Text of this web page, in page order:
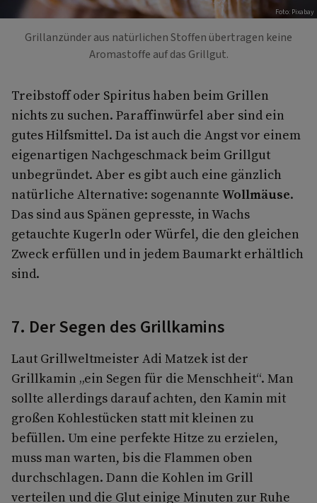
Foto: Pixabay
Grillanzünder aus natürlichen Stoffen übertragen keine
Aromastoffe auf das Grillgut.
Treibstoff oder Spiritus haben beim Grillen
nichts zu suchen. Paraffinwürfel aber sind ein
gutes Hilfsmittel. Da ist auch die Angst vor einem
eigenartigen Nachgeschmack beim Grillgut
unbegründet. Aber es gibt auch eine gänzlich
natürliche Alternative: sogenannte Wollmäuse.
Das sind aus Spänen gepresste, in Wachs
getauchte Kugerln oder Würfel, die den gleichen
Zweck erfüllen und in jedem Baumarkt erhältlich
sind.
7. Der Segen des Grillkamins
Laut Grillweltmeister Adi Matzek ist der
Grillkamin „ein Segen für die Menschheit“. Man
sollte allerdings darauf achten, den Kamin mit
großen Kohlestücken statt mit kleinen zu
befüllen. Um eine perfekte Hitze zu erzielen,
muss man warten, bis die Flammen oben
durchschlagen. Dann die Kohlen im Grill
verteilen und die Glut einige Minuten zur Ruhe